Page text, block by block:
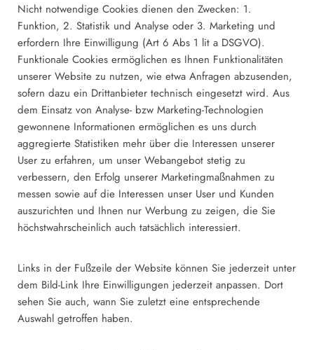
Nicht notwendige Cookies dienen den Zwecken: 1.
Funktion, 2. Statistik und Analyse oder 3. Marketing und
erfordern Ihre Einwilligung (Art 6 Abs 1 lit a DSGVO).
Funktionale Cookies ermöglichen es Ihnen Funktionalitäten
unserer Website zu nutzen, wie etwa Anfragen abzusenden,
sofern dazu ein Drittanbieter technisch eingesetzt wird. Aus
dem Einsatz von Analyse- bzw Marketing-Technologien
gewonnene Informationen ermöglichen es uns durch
aggregierte Statistiken mehr über die Interessen unserer
User zu erfahren, um unser Webangebot stetig zu
verbessern, den Erfolg unserer Marketingmaßnahmen zu
messen sowie auf die Interessen unser User und Kunden
auszurichten und Ihnen nur Werbung zu zeigen, die Sie
höchstwahrscheinlich auch tatsächlich interessiert.
Links in der Fußzeile der Website können Sie jederzeit unter
dem Bild-Link Ihre Einwilligungen jederzeit anpassen. Dort
sehen Sie auch, wann Sie zuletzt eine entsprechende
Auswahl getroffen haben.